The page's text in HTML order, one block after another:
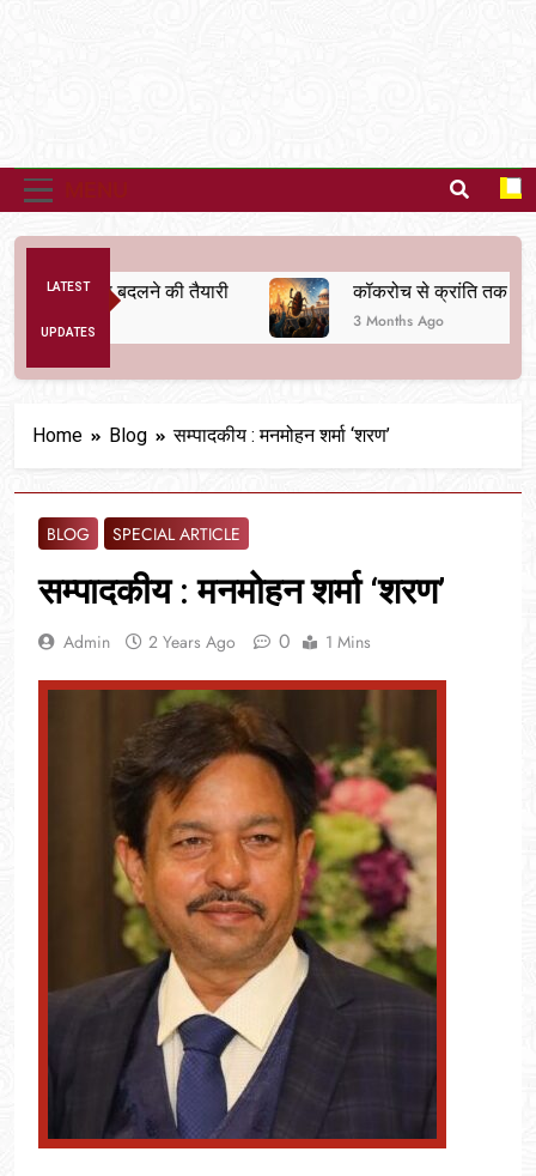
LATEST
UPDATES
व्यवस्था बदलने की तैयारी कॉकरोच से क्रांति तक
3 Months Ago
Home Blog सम्पादकीय : मनमोहन शर्मा ‘शरण’
BLOG SPECIAL ARTICLE
सम्पादकीय : मनमोहन शर्मा ‘शरण’
Admin 2 Years Ago 0 1 Mins